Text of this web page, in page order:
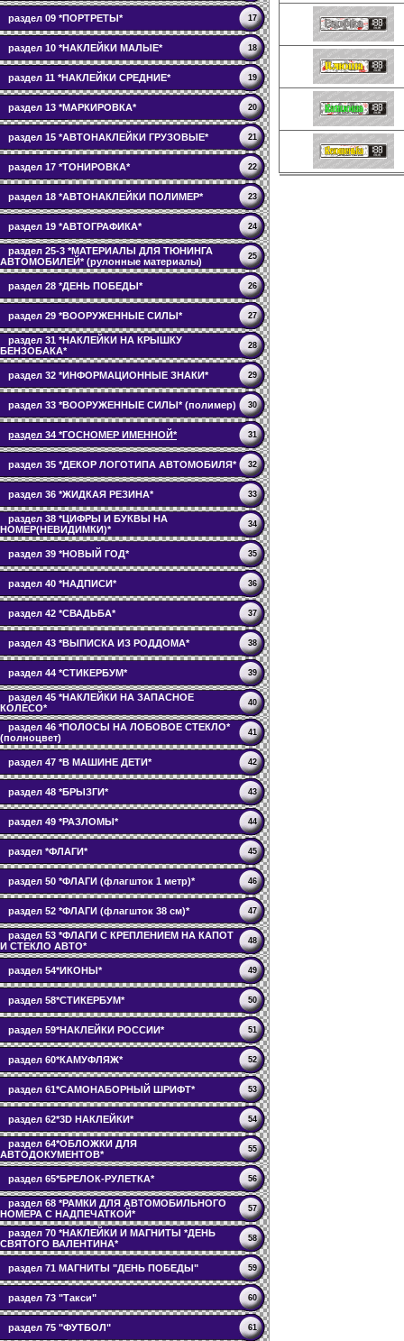
раздел 09 *ПОРТРЕТЫ* 17
раздел 10 *НАКЛЕЙКИ МАЛЫЕ* 18
раздел 11 *НАКЛЕЙКИ СРЕДНИЕ* 19
раздел 13 *МАРКИРОВКА* 20
раздел 15 *АВТОНАКЛЕЙКИ ГРУЗОВЫЕ* 21
раздел 17 *ТОНИРОВКА* 22
раздел 18 *АВТОНАКЛЕЙКИ ПОЛИМЕР* 23
раздел 19 *АВТОГРАФИКА* 24
раздел 25-3 *МАТЕРИАЛЫ ДЛЯ ТЮНИНГА
АВТОМОБИЛЕЙ* (рулонные материалы)
25
раздел 28 *ДЕНЬ ПОБЕДЫ* 26
раздел 29 *ВООРУЖЕННЫЕ СИЛЫ* 27
раздел 31 *НАКЛЕЙКИ НА КРЫШКУ
БЕНЗОБАКА*
28
раздел 32 *ИНФОРМАЦИОННЫЕ ЗНАКИ* 29
раздел 33 *ВООРУЖЕННЫЕ СИЛЫ* (полимер) 30
раздел 34 *ГОСНОМЕР ИМЕННОЙ* 31
раздел 35 *ДЕКОР ЛОГОТИПА АВТОМОБИЛЯ* 32
раздел 36 *ЖИДКАЯ РЕЗИНА* 33
раздел 38 *ЦИФРЫ И БУКВЫ НА
НОМЕР(НЕВИДИМКИ)*
34
раздел 39 *НОВЫЙ ГОД* 35
раздел 40 *НАДПИСИ* 36
раздел 42 *СВАДЬБА* 37
раздел 43 *ВЫПИСКА ИЗ РОДДОМА* 38
раздел 44 *СТИКЕРБУМ* 39
раздел 45 *НАКЛЕЙКИ НА ЗАПАСНОЕ
КОЛЕСО*
40
раздел 46 *ПОЛОСЫ НА ЛОБОВОЕ СТЕКЛО*
(полноцвет)
41
раздел 47 *В МАШИНЕ ДЕТИ* 42
раздел 48 *БРЫЗГИ* 43
раздел 49 *РАЗЛОМЫ* 44
раздел *ФЛАГИ* 45
раздел 50 *ФЛАГИ (флагшток 1 метр)* 46
раздел 52 *ФЛАГИ (флагшток 38 см)* 47
раздел 53 *ФЛАГИ С КРЕПЛЕНИЕМ НА КАПОТ
И СТЕКЛО АВТО*
48
раздел 54*ИКОНЫ* 49
раздел 58*СТИКЕРБУМ* 50
раздел 59*НАКЛЕЙКИ РОССИИ* 51
раздел 60*КАМУФЛЯЖ* 52
раздел 61*САМОНАБОРНЫЙ ШРИФТ* 53
раздел 62*3D НАКЛЕЙКИ* 54
раздел 64*ОБЛОЖКИ ДЛЯ
АВТОДОКУМЕНТОВ*
55
раздел 65*БРЕЛОК-РУЛЕТКА* 56
раздел 68 *РАМКИ ДЛЯ АВТОМОБИЛЬНОГО
НОМЕРА С НАДПЕЧАТКОЙ*
57
раздел 70 *НАКЛЕЙКИ И МАГНИТЫ *ДЕНЬ
СВЯТОГО ВАЛЕНТИНА*
58
раздел 71 МАГНИТЫ "ДЕНЬ ПОБЕДЫ" 59
раздел 73 "Такси" 60
раздел 75 "ФУТБОЛ" 61